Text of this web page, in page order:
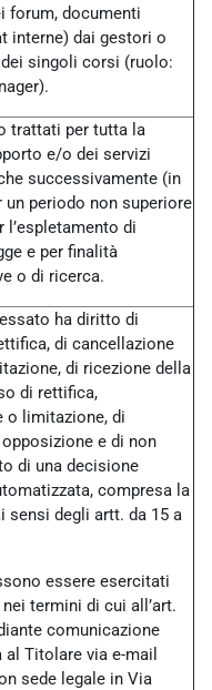
forum, documenti
interne) dai gestori o
singoli corsi (ruolo:
trattati per tutta la
e/o dei servizi
successivamente (in
un periodo non superiore
l’espletamento di
e per finalità
o di ricerca.
ha diritto di
di cancellazione
di ricezione della
di rettifica,
o limitazione, di
e di non
di una decisione
compresa la
sensi degli artt. da 15 a
essere esercitati
termini di cui all’art.
comunicazione
Titolare via e-mail
sede legale in Via